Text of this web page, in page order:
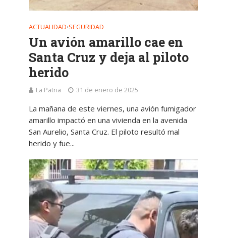
ACTUALIDAD•SEGURIDAD
Un avión amarillo cae en
Santa Cruz y deja al piloto
herido
La Patria 31 de enero de 2025
La mañana de este viernes, una avión fumigador
amarillo impactó en una vivienda en la avenida
San Aurelio, Santa Cruz. El piloto resultó mal
herido y fue...